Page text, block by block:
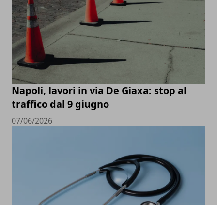
Napoli, lavori in via De Giaxa: stop al
traffico dal 9 giugno
07/06/2026